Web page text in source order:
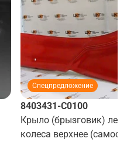
Спецпредложение
8403431-C0100
Крыло (брызговик)
колеса верхнее